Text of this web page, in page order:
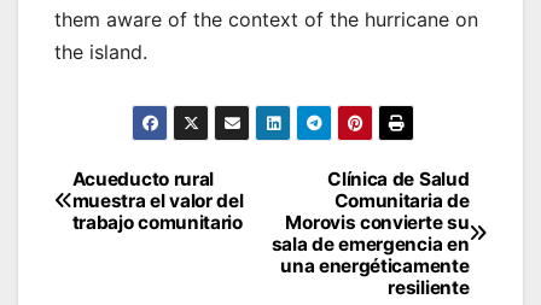
them aware of the context of the hurricane on
the island.
Navegación
de
Clínica de Salud
Comunitaria de
Morovis convierte su
sala de emergencia en
una energéticamente
resiliente
Acueducto rural
muestra el valor del
trabajo comunitario